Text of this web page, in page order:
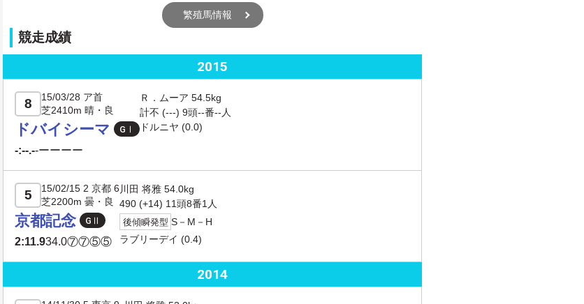
繁殖馬情報
競走成績
2015
8
15/03/28 ア首
芝2410m 晴・良
ドバイシーマ
-:--.--ーーーー
Ｒ．ムーア 54.5kg
計不 (---) 9頭--番--人
ドルニヤ (0.0)
5
15/02/15 2 京都 6
芝2200m 曇・良
京都記念
2:11.934.0⑦⑦⑤⑤
川田 将雅 54.0kg
490 (+14) 11頭8番1人
後傾瞬発型 S－M－H
ラブリーデイ (0.4)
2014